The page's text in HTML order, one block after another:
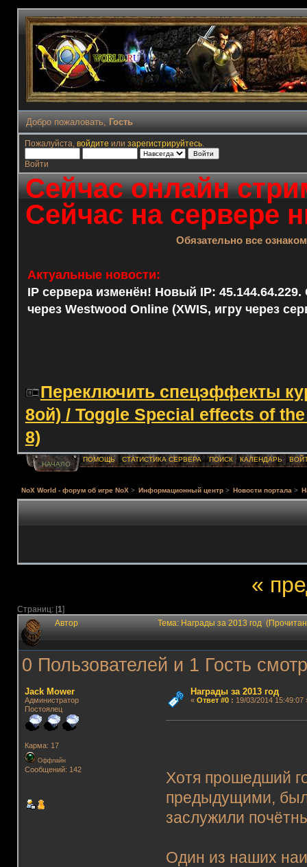
Добро пожаловать, Гость
Пожалуйста, войдите или зарегистрируйтесь.
Войти
Сейчас онлайн
Сейчас на сервере
Обязательно все
Актуальные новости:
IP сервера изменён! Новый IP: 45.144.64.229.
через Westwood Online (XWIS, игру через
Переключить спецэффекты
8ой) / Toggle Special effects of
8)
НАЧАЛО
ПОМОЩЬ СТАТИСТИКА СЕРВЕРА ПОИСК КАЛЕНДАРЬ
NoX World - форум об игре NoX > Информационный центр > Новости портала >
«
Страниц: [1]
Автор Тема: Награды за 2013 год
0 Пользователей и 1 Гость
Jack Mower
Администратор
Постоялец
Карма: 17
Оффлайн
Сообщений: 142
Награды за 2013 год
« Ответ #0: 19/03/2014 15:49:07
Хотя прошедший
предыдущими,
заслужили
Один из наших